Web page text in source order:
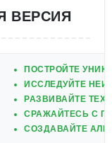
ВЕРСИЯ
ПОСТРОЙТЕ
ИССЛЕДУЙТЕ
РАЗВИВАЙТЕ
СРАЖАЙТЕСЬ С
СОЗДАВАЙТЕ